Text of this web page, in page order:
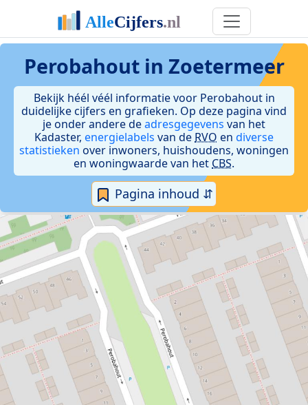
Perobahout in Zoetermeer
Bekijk héél véél informatie voor Perobahout in
duidelijke cijfers en grafieken. Op deze pagina vind
je onder andere deadresgegevens van het
Kadaster, energielabels van de RVO en diverse
statistieken over inwoners, huishoudens, woningen
en woningwaarde van het CBS.
Pagina inhoud ⇵